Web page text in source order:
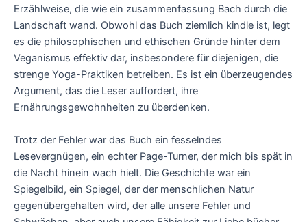
Erzählweise, die wie ein zusammenfassung Bach durch die
Landschaft wand. Obwohl das Buch ziemlich kindle ist, legt
es die philosophischen und ethischen Gründe hinter dem
Veganismus effektiv dar, insbesondere für diejenigen, die
strenge Yoga-Praktiken betreiben. Es ist ein überzeugendes
Argument, das die Leser auffordert, ihre
Ernährungsgewohnheiten zu überdenken.
Trotz der Fehler war das Buch ein fesselndes
Lesevergnügen, ein echter Page-Turner, der mich bis spät in
die Nacht hinein wach hielt. Die Geschichte war ein
Spiegelbild, ein Spiegel, der der menschlichen Natur
gegenübergehalten wird, der alle unsere Fehler und